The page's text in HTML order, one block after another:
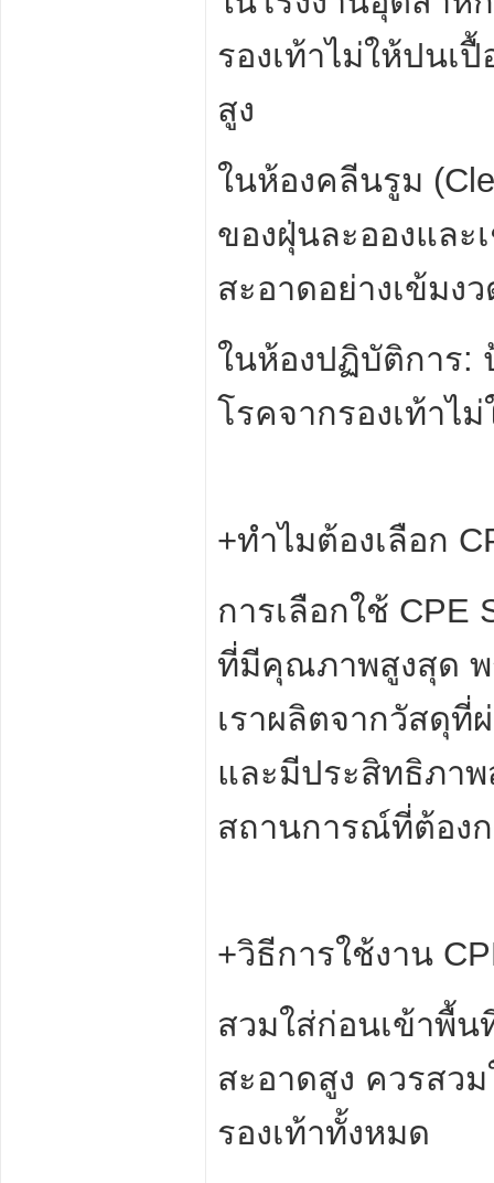
รองเท้าไม่ให้ปนเ
สูง
ในห้องคลีนรูม
ของฝุ่นละอองและ
สะอาดอย่างเข้มง
ในห้องปฏิบัติการ:
โรคจากรองเท้าไ
+ทำไมต้องเลือก
การเลือกใช้ CPE
ที่มีคุณภาพสูงสุด พ
เราผลิตจากวัสดุที่
และมีประสิทธิภา
สถานการณ์ที่ต้อง
+วิธีการใช้งาน
สวมใส่ก่อนเข้าพื้
สะอาดสูง ควรสว
รองเท้าทั้งหมด